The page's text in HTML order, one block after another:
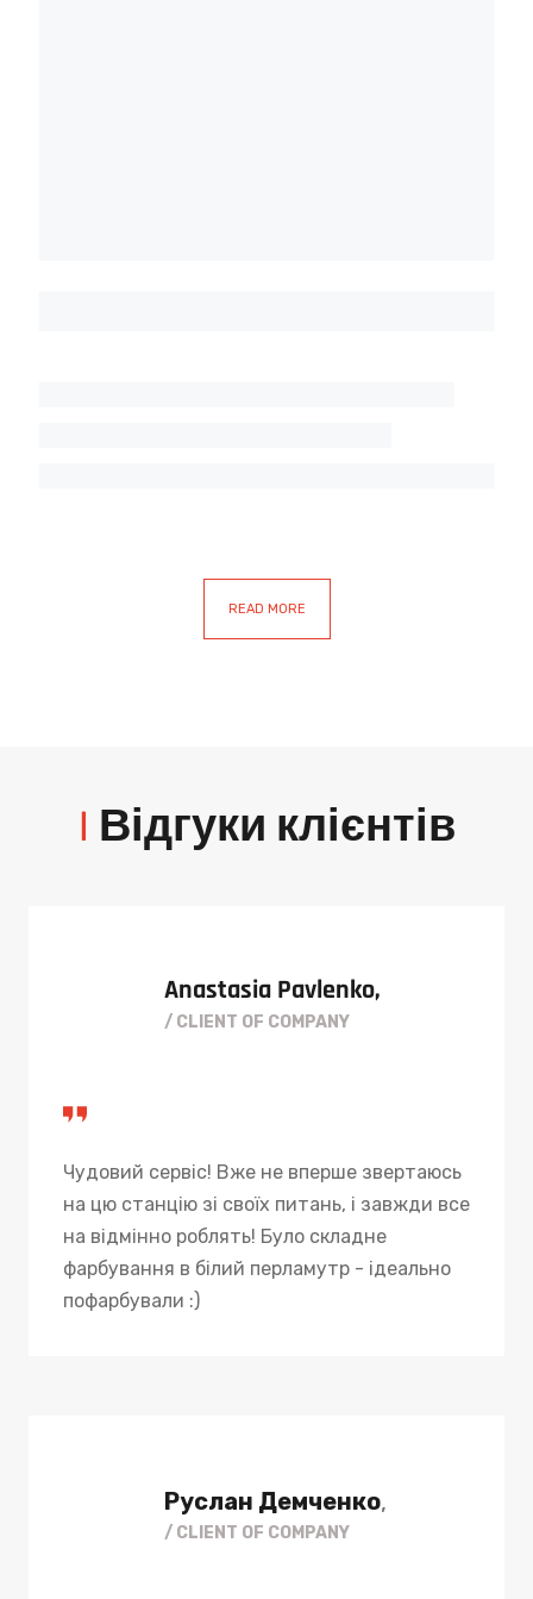
READ MORE
| Відгуки клієнтів
Anastasia Pavlenko,
/ CLIENT OF COMPANY
Чудовий сервіс! Вже не вперше звертаюсь
на цю станцію зі своїх питань, і завжди все
на відмінно роблять! Було складне
фарбування в білий перламутр - ідеально
пофарбували :)
Руслан Демченко,
/ CLIENT OF COMPANY